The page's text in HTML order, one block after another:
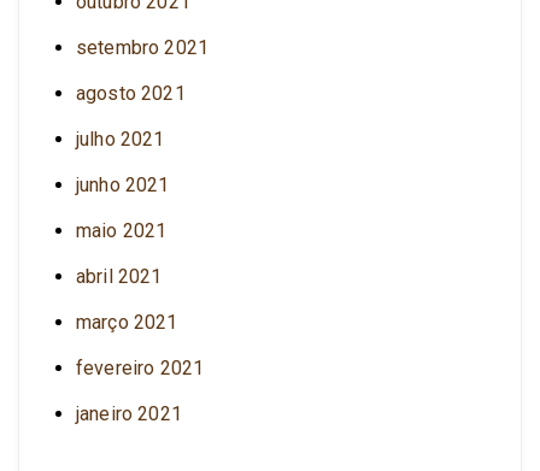
setembro 2021
agosto 2021
julho 2021
junho 2021
maio 2021
abril 2021
março 2021
fevereiro 2021
janeiro 2021